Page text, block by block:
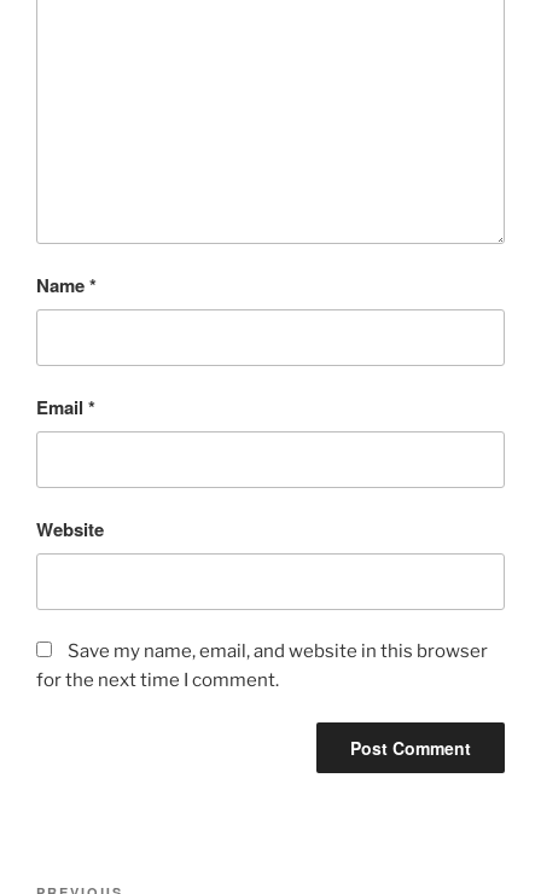
Name*
Email *
Website
Save my name, email, and website in this browser
for the next time I comment.